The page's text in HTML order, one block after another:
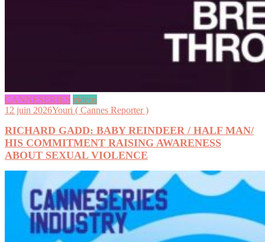
CANNESERIES videos
12 juin 2026Youri ( Cannes Reporter )
RICHARD GADD: BABY REINDEER / HALF MAN/
HIS COMMITMENT RAISING AWARENESS
ABOUT SEXUAL VIOLENCE